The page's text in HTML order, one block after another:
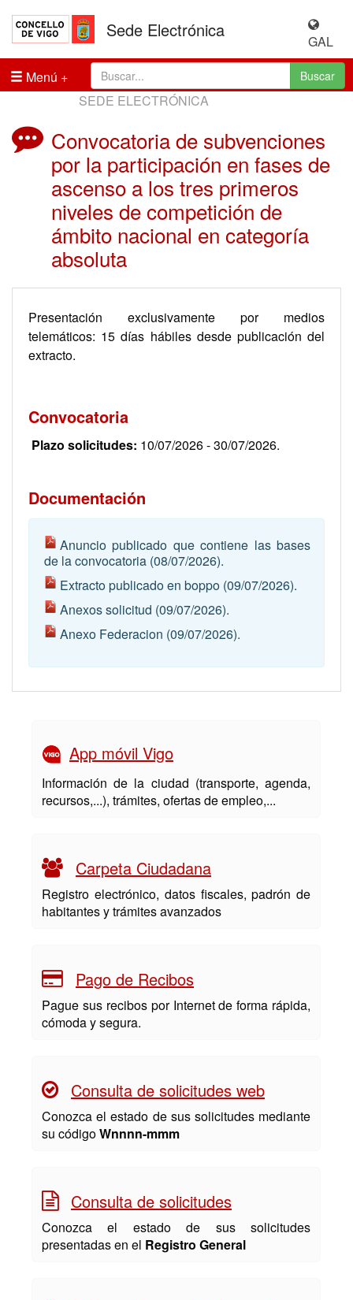
Sede Electrónica
GAL
Menú
Buscar
SEDE ELECTRÓNICA
Convocatoria de subvenciones
por la participación en fases de
ascenso a los tres primeros
niveles de competición de
ámbito nacional en categoría
absoluta
Presentación exclusivamente por medios
telemáticos: 15 días hábiles desde publicación del
extracto.
Convocatoria
Plazo solicitudes: 10/07/2026 - 30/07/2026.
Documentación
Anuncio publicado que contiene las bases
de la convocatoria (08/07/2026).
Extracto publicado en boppo (09/07/2026).
Anexos solicitud (09/07/2026).
Anexo Federacion (09/07/2026).
App móvil Vigo
Información de la ciudad (transporte, agenda,
recursos,...), trámites, ofertas de empleo,...
Carpeta Ciudadana
Registro electrónico, datos fiscales, padrón de
habitantes y trámites avanzados
Pago de Recibos
Pague sus recibos por Internet de forma rápida,
cómoda y segura.
Consulta de solicitudes web
Conozca el estado de sus solicitudes mediante
su códigoWnnnn-mmm
Consulta de solicitudes
Conozca el estado de sus solicitudes
presentadas en el Registro General